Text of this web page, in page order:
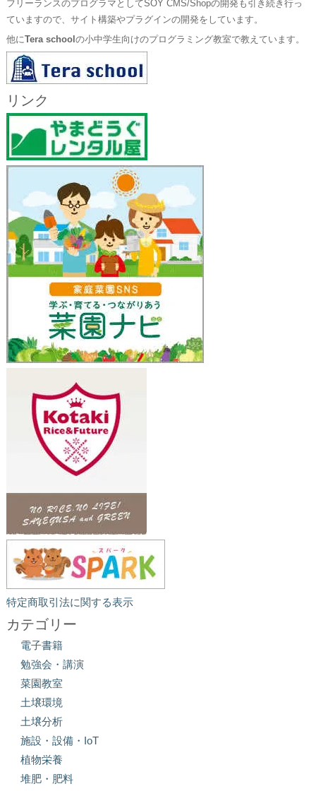
フリーランスのプログラマとしてSOY CMS/Shopの開発も引き続き行っ
ていますので、サイト構築やプラグインの開発をしています。
他にTera school の小中学生向けのプログラミング教室で教えています。
リンク
特定商取引法に関する表示
カテゴリー
電子書籍
勉強会・講演
菜園教室
土壌環境
土壌分析
施設・設備・IoT
植物栄養
堆肥・肥料